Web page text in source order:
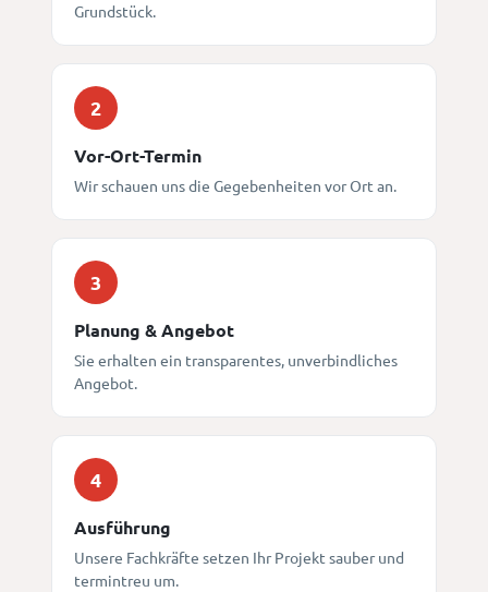
Grundstück.
2
Vor-Ort-Termin
Wir schauen uns die Gegebenheiten vor Ort an.
3
Planung & Angebot
Sie erhalten ein transparentes, unverbindliches
Angebot.
4
Ausführung
Unsere Fachkräfte setzen Ihr Projekt sauber und
termintreu um.